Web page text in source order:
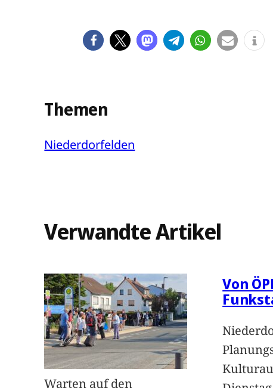
Themen
Niederdorfelden
Verwandte Artikel
Warten auf den
Von